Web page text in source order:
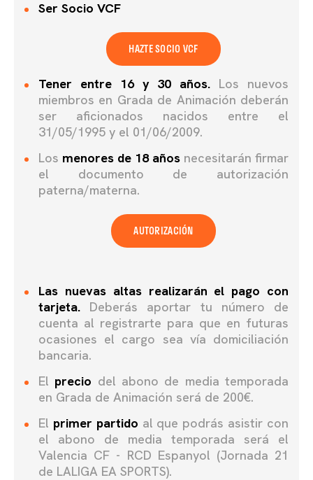
Ser Socio VCF
HAZTE SOCIO VCF
Tener entre 16 y 30 años. Los nuevos
miembros en Grada de Animación deberán
ser aficionados nacidos entre el
31/05/1995 y el 01/06/2009.
Los menores de 18 años necesitarán firmar
el documento de autorización
paterna/materna.
AUTORIZACIÓN
Las nuevas altas realizarán el pago con
tarjeta. Deberás aportar tu número de
cuenta al registrarte para que en futuras
ocasiones el cargo sea vía domiciliación
bancaria.
El precio del abono de media temporada
en Grada de Animación será de 200€.
El primer partido al que podrás asistir con
el abono de media temporada será el
Valencia CF - RCD Espanyol (Jornada 21
de LALIGA EA SPORTS).